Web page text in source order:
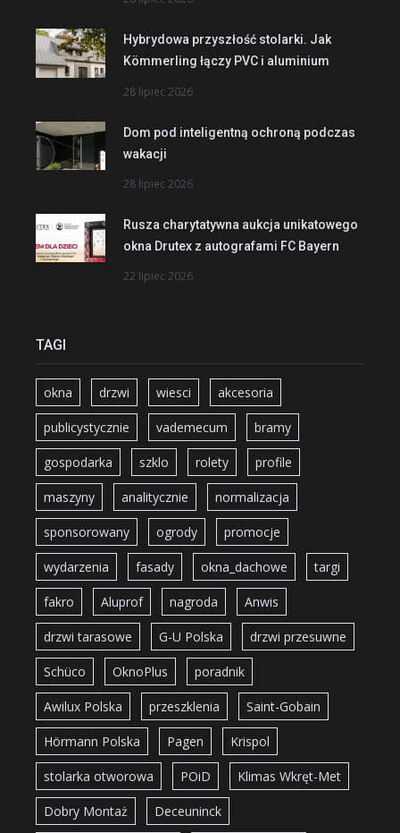
Hybrydowa przyszłość stolarki. Jak
Kömmerling łączy PVC i aluminium
28 lipiec 2026
Dom pod inteligentną ochroną podczas
wakacji
28 lipiec 2026
Rusza charytatywna aukcja unikatowego
okna Drutex z autografami FC Bayern
22 lipiec 2026
TAGI
okna drzwi wiesci akcesoria
publicystycznie vademecum bramy
gospodarka szklo rolety profile
maszyny analitycznie normalizacja
sponsorowany ogrody promocje
wydarzenia fasady okna_dachowe targi
fakro Aluprof nagroda Anwis
drzwi tarasowe G-U Polska drzwi przesuwne
Schüco OknoPlus poradnik
Awilux Polska przeszklenia Saint-Gobain
Hörmann Polska Pagen Krispol
stolarka otworowa POiD Klimas Wkręt-Met
Dobry Montaż Deceuninck